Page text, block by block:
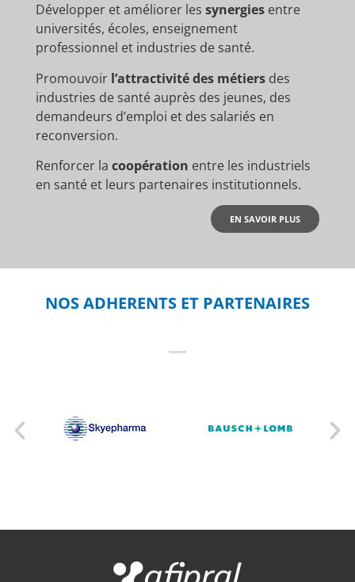
Développer et améliorer les synergies entre
universités, écoles, enseignement
professionnel et industries de santé.
Promouvoir l’attractivité des métiersdes
industries de santé auprès des jeunes, des
demandeurs d’emploi et des salariés en
reconversion.
Renforcer la coopération entre les industriels
en santé et leurs partenaires institutionnels.
EN SAVOIR PLUS
NOS ADHERENTS ET PARTENAIRES